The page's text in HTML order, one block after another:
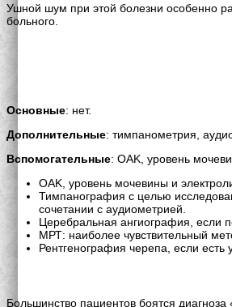
Ушной шум при этой болезни особенно
больного.
Основные: нет.
Дополнительные: тимпанометрия,
Вспомогательные: OAK, уровень
OAK, уровень мочевины и
Тимпанография с целью
сочетании с аудиометрией.
Церебральная ангиография, если
МРТ: наиболее чувствительный
Рентгенография черепа, если есть
Большинство пациентов боятся